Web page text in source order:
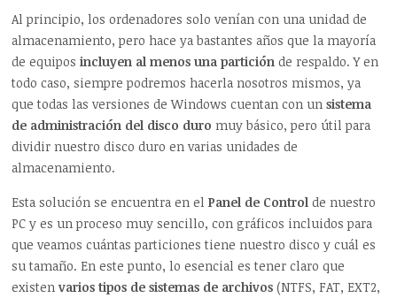
Al principio, los ordenadores solo venían con una unidad de
almacenamiento, pero hace ya bastantes años que la mayoría
de equipos incluyen al menos una partición de respaldo. Y en
todo caso, siempre podremos hacerla nosotros mismos, ya
que todas las versiones de Windows cuentan con unsistema
de administración del disco duro muy básico, pero útil para
dividir nuestro disco duro en varias unidades de
almacenamiento.
Esta solución se encuentra en elPanel de Control de nuestro
PC y es un proceso muy sencillo, con gráficos incluidos para
que veamos cuántas particiones tiene nuestro disco y cuál es
su tamaño. En este punto, lo esencial es tener claro que
existenvarios tipos de sistemas de archivos (NTFS, FAT, EXT2,